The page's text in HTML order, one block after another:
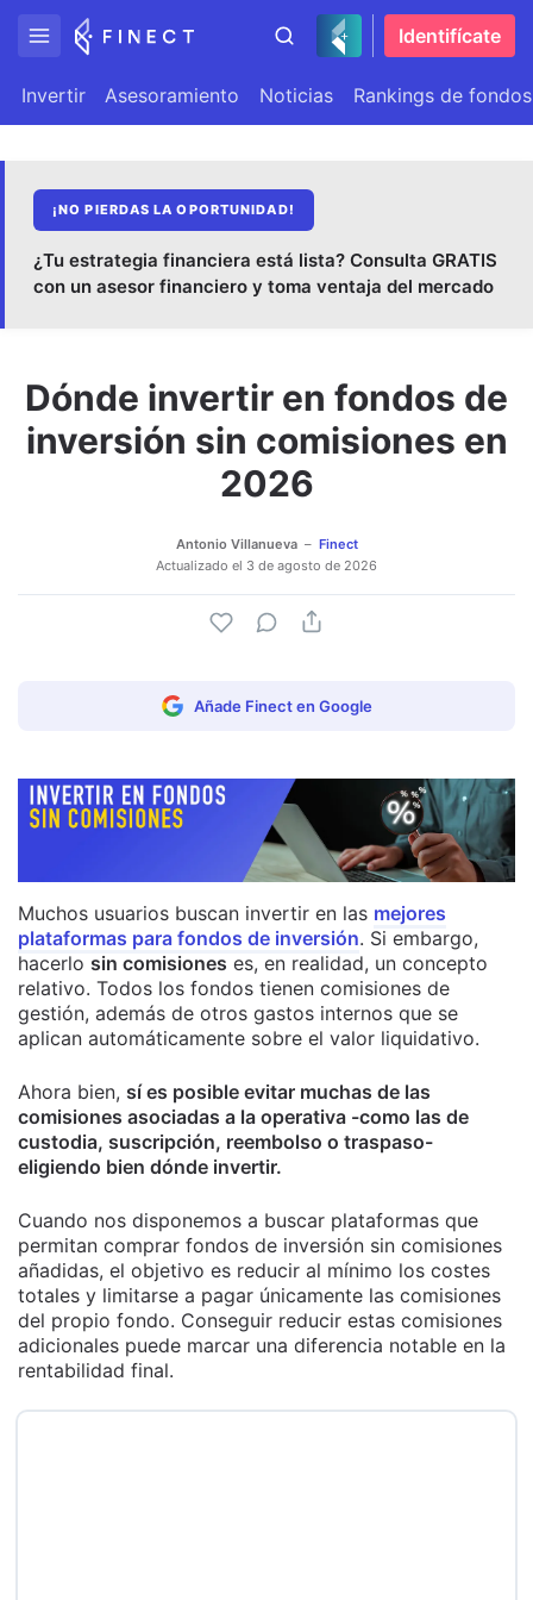
Identifícate
Invertir Asesoramiento Noticias Rankings de fondos
¡NO PIERDAS LA OPORTUNIDAD!
¿Tu estrategia financiera está lista? Consulta GRATIS
con un asesor financiero y toma ventaja del mercado
Dónde invertir en fondos de
inversión sin comisiones en
2026
Antonio Villanueva
Finect
Actualizado el 3 de agosto de 2026
Añade Finect en Google
Muchos usuarios buscan invertir en las mejores
plataformas para fondos de inversión. Si embargo,
hacerlo sin comisiones es, en realidad, un concepto
relativo. Todos los fondos tienen comisiones de
gestión, además de otros gastos internos que se
aplican automáticamente sobre el valor liquidativo.
Ahora bien, sí es posible evitar muchas de las
comisiones asociadas a la operativa -como las de
custodia, suscripción, reembolso o traspaso-
eligiendo bien dónde invertir.
Cuando nos disponemos a buscar plataformas que
permitan comprar fondos de inversión sin comisiones
añadidas, el objetivo es reducir al mínimo los costes
totales y limitarse a pagar únicamente las comisiones
del propio fondo. Conseguir reducir estas comisiones
adicionales puede marcar una diferencia notable en la
rentabilidad final.